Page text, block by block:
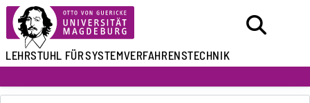
LEHRSTUHL FÜRSYSTEMVERFAHRENSTECHNIK